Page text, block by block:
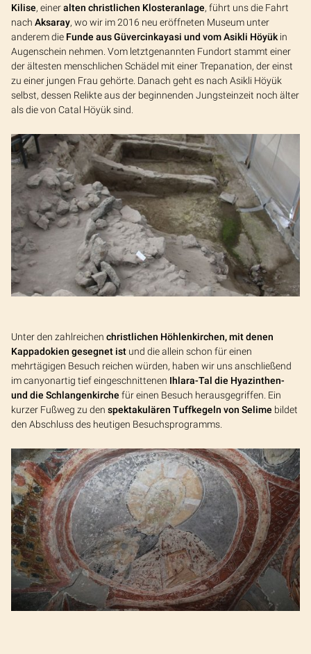
Kilise, eineralten christlichen Klosteranlage, führt uns die Fahrt
nach Aksaray, wo wir im 2016 neu eröffneten Museum unter
anderem die Funde aus Güvercinkayasi und vom Asikli Höyük in
Augenschein nehmen. Vom letztgenannten Fundort stammt einer
der ältesten menschlichen Schädel mit einer Trepanation, der einst
zu einer jungen Frau gehörte. Danach geht es nach Asikli Höyük
selbst, dessen Relikte aus der beginnenden Jungsteinzeit noch älter
als die von Catal Höyük sind.
Unter den zahlreichen christlichen Höhlenkirchen, mit denen
Kappadokien gesegnet ist und die allein schon für einen
mehrtägigen Besuch reichen würden, haben wir uns anschließend
im canyonartig tief eingeschnittenen Ihlara-Tal die Hyazinthen-
und die Schlangenkirche für einen Besuch herausgegriffen. Ein
kurzer Fußweg zu den spektakulären Tuffkegeln von Selime bildet
den Abschluss des heutigen Besuchsprogramms.